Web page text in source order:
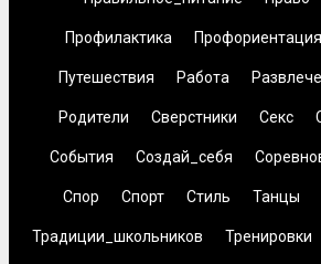
Профилактика Профориентация
Путешествия Работа
Родители Сверстники Секс
События Создай_себя
Спор Спорт Стиль Танцы
Традиции_школьников Тренировки